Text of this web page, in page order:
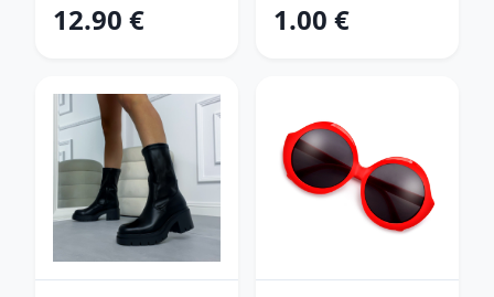
12.90 € 1.00 €